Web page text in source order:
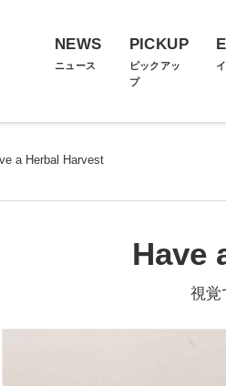
NEWS
ニュース
PICKUP
ピックアッ
プ
a Herbal Harvest
Have
視覚